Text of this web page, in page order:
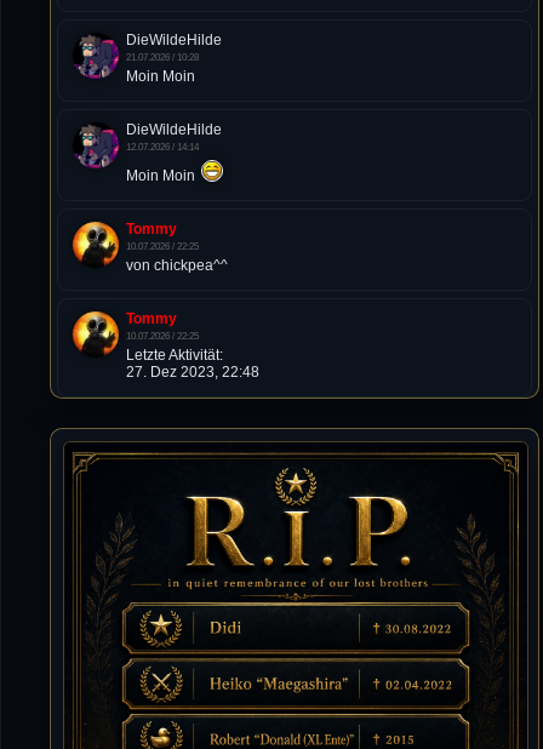
DieWildeHilde
21.07.2026 / 10:28
Moin Moin
DieWildeHilde
12.07.2026 / 14:14
Moin Moin
Tommy
10.07.2026 / 22:25
von chickpea^^
Tommy
10.07.2026 / 22:25
Letzte Aktivität:
27. Dez 2023, 22:48
DieWildeHilde
10.07.2026 / 12:48
Happy Birthday Chickpea
DieWildeHilde
10.07.2026 / 10:08
Hallo meine Lieben!
Isimiyaki
10.07.2026 / 00:34
Alles gute chickpea
Mojochilla
02.07.2026 / 15:53